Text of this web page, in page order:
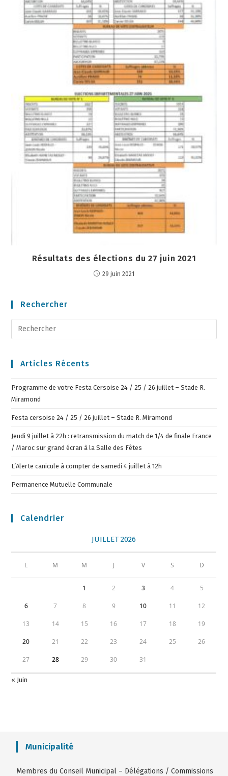
Résultats des élections du 27 juin 2021
29 juin 2021
Rechercher
Articles Récents
Programme de votre Festa Cersoise 24 / 25 / 26 juillet – Stade R.
Miramond
Festa cersoise 24 / 25 / 26 juillet – Stade R. Miramond
Jeudi 9 juillet à 22h : retransmission du match de 1/4 de finale France
/ Maroc sur grand écran à la Salle des Fêtes
L’Alerte canicule à compter de samedi 4 juillet à 12h
Permanence Mutuelle Communale
Calendrier
JUILLET 2026
L M M J V S D
1 2 3 4 5
6 7 8 9 10 11 12
13 14 15 16 17 18 19
20 21 22 23 24 25 26
27 28 29 30 31
« Juin
Municipalité
Membres du Conseil Municipal – Délégations / Commissions